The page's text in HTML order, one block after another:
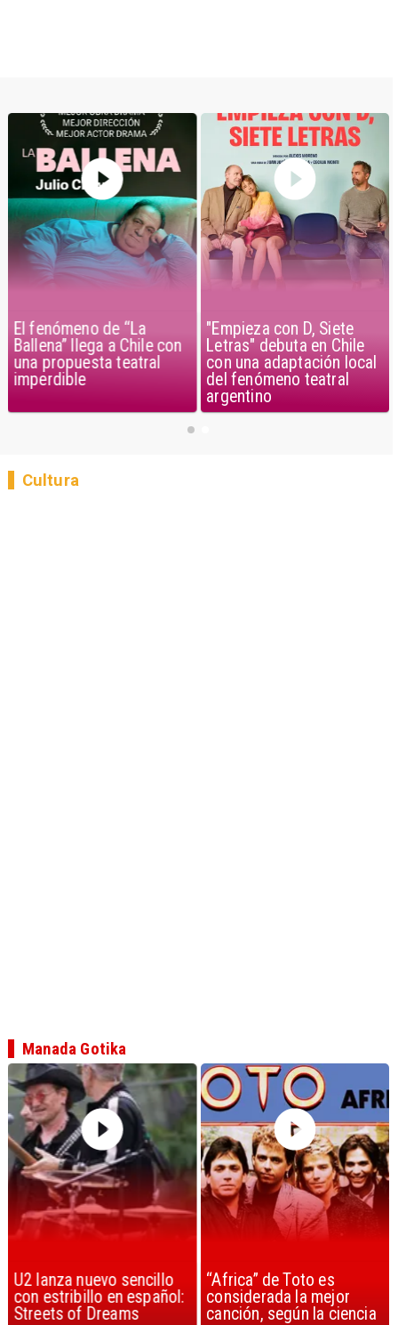
"Empieza con D, Siete
Letras" debuta en Chile
con una adaptación local
del fenómeno teatral
El fenómeno de “La
Ballena” llega a Chile con
una propuesta teatral
imperdible
Cultura
“Africa” de Toto es
considerada la mejor
canción, según la ciencia
Berlin y la creación de
«Take My Breath Away»
en Top Gun
Manada Gotika